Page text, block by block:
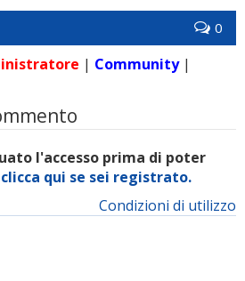
0
| Community|
l'accesso prima di poter
clicca qui se sei registrato.
Condizioni di utilizzo